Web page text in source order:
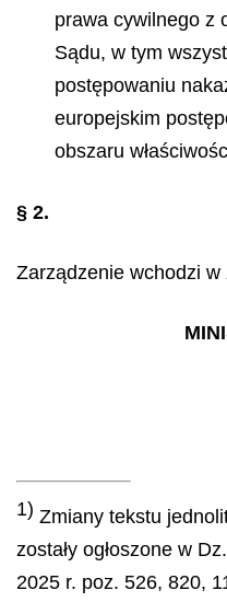
prawa cywilnego z
Sądu, w tym
postępowaniu
europejskim
obszaru
§ 2.
Zarządzenie wchodzi
1) Zmiany tekstu
zostały ogłoszone w
2025 r. poz. 526, 820,